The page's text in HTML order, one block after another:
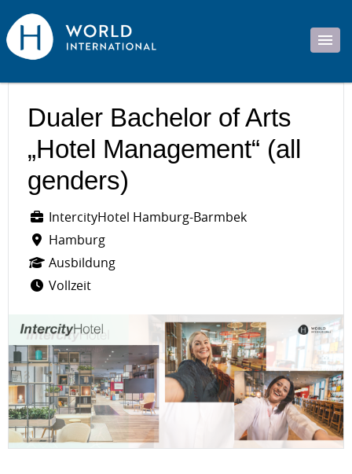
Dualer Bachelor of Arts
„Hotel Management“ (all
genders)
IntercityHotel Hamburg-Barmbek
Hamburg
Ausbildung
Vollzeit